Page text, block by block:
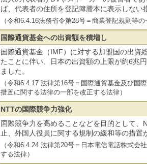
ば、代表者の住所を登記簿謄本に表示しない
（令和6.4.16法務省令第28号＝商業登記規則等
国際通貨基金への出資額を積増し
国際通貨基金（IMF）に対する加盟国の出資
たことに伴い、日本の出資額の上限が約6兆
ました。
（令和6.4.17 法律第16号＝国際通貨基金及び国
措置に関する法律の一部を改正する法律）
NTTの国際競争力強化
国際競争力を高めることなどを目的として、
止、外国人役員に関する規制の緩和等の措置
（令和6.4.24 法律第20号＝日本電信電話株式会
する法律）